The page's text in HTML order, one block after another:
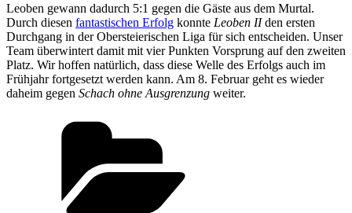
Leoben gewann dadurch 5:1 gegen die Gäste aus dem Murtal.
Durch diesen fantastischen Erfolg konnte Leoben IIden ersten
Durchgang in der Obersteierischen Liga für sich entscheiden. Unser
Team überwintert damit mit vier Punkten Vorsprung auf den zweiten
Platz. Wir hoffen natürlich, dass diese Welle des Erfolgs auch im
Frühjahr fortgesetzt werden kann. Am 8. Februar geht es wieder
daheim gegen Schach ohne Ausgrenzung weiter.